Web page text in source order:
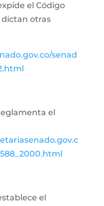
el Código
dictan otras
senad
el
el